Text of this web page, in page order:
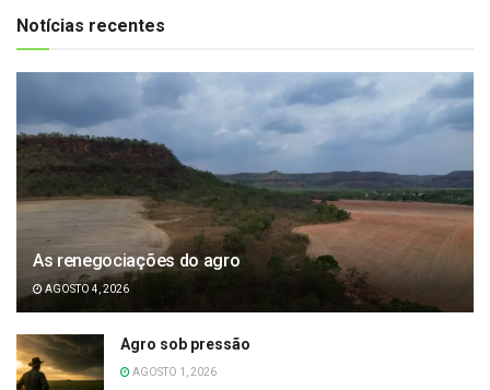
Notícias recentes
As renegociações do agro
AGOSTO 4, 2026
Agro sob pressão
AGOSTO 1, 2026